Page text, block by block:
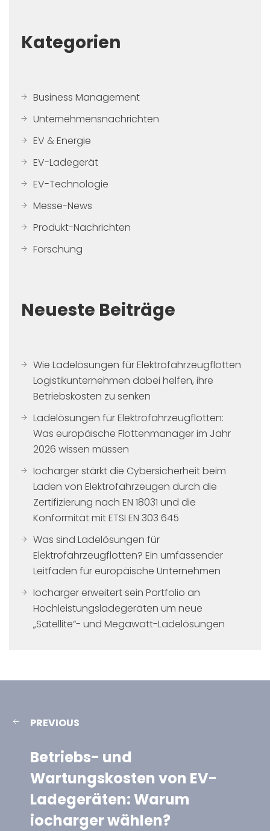
Kategorien
Business Management
Unternehmensnachrichten
EV & Energie
EV-Ladegerät
EV-Technologie
Messe-News
Produkt-Nachrichten
Forschung
Neueste Beiträge
Wie Ladelösungen für Elektrofahrzeugflotten
Logistikunternehmen dabei helfen, ihre
Betriebskosten zu senken
Ladelösungen für Elektrofahrzeugflotten:
Was europäische Flottenmanager im Jahr
2026 wissen müssen
Iocharger stärkt die Cybersicherheit beim
Laden von Elektrofahrzeugen durch die
Zertifizierung nach EN 18031 und die
Konformität mit ETSI EN 303 645
Was sind Ladelösungen für
Elektrofahrzeugflotten? Ein umfassender
Leitfaden für europäische Unternehmen
Iocharger erweitert sein Portfolio an
Hochleistungsladegeräten um neue
„Satellite“- und Megawatt-Ladelösungen
PREVIOUS
Betriebs- und
Wartungskosten von EV-
Ladegeräten: Warum
iocharger wählen?